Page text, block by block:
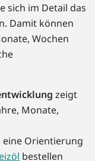
sich im Detail das
Damit können
Wochen
zeigt
Monate,
eine Orientierung
bestellen